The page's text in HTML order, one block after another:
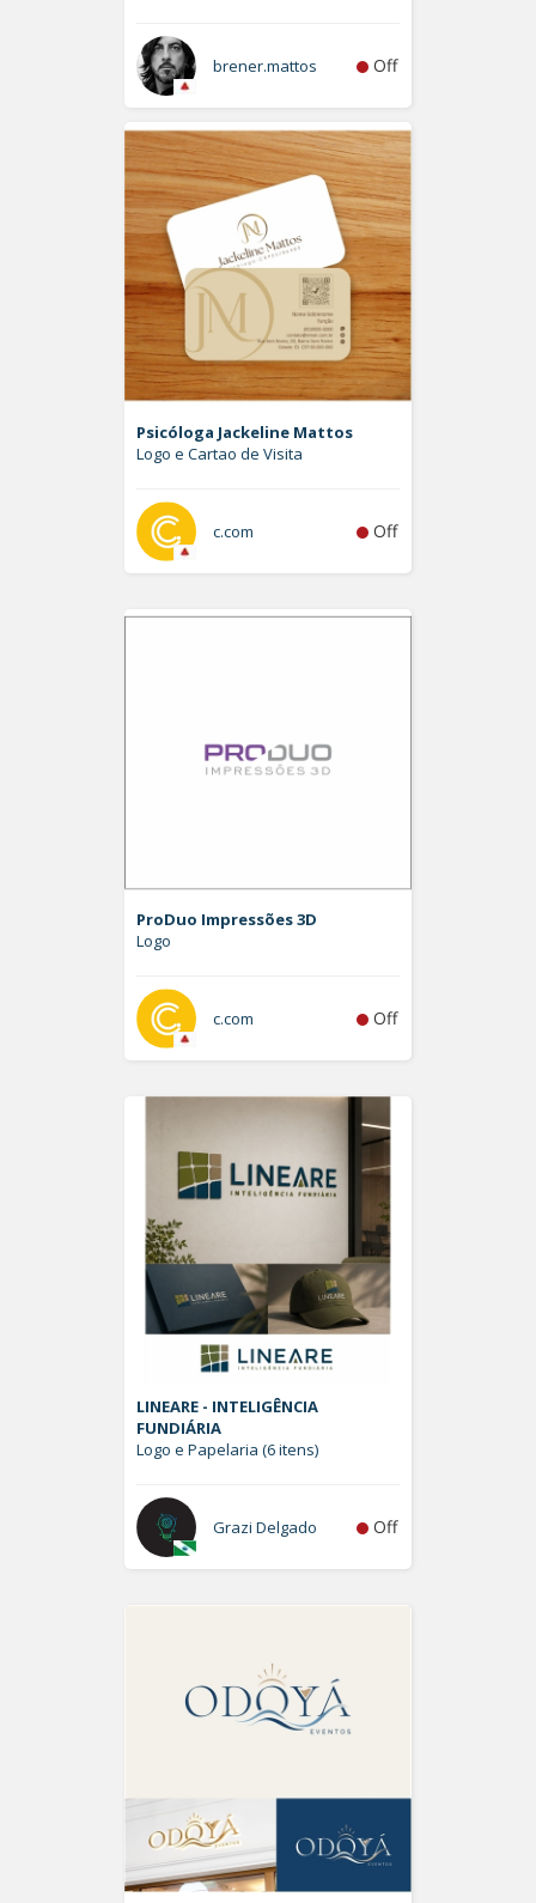
brener.mattos Off
Psicóloga Jackeline Mattos
Logo e Cartao de Visita
c.com Off
ProDuo Impressões 3D
Logo
c.com Off
LINEARE - INTELIGÊNCIA
FUNDIÁRIA
Logo e Papelaria (6 itens)
Grazi Delgado Off